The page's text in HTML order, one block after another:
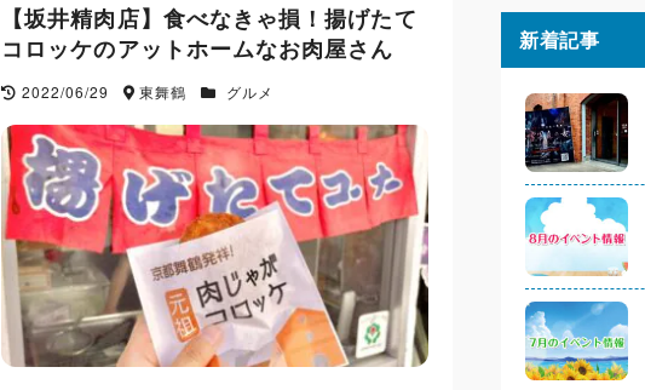
【坂井精肉店】食べなきゃ損！揚げたて
コロッケのアットホームなお肉屋さん
2022/06/29 東舞鶴 グルメ
新着記事